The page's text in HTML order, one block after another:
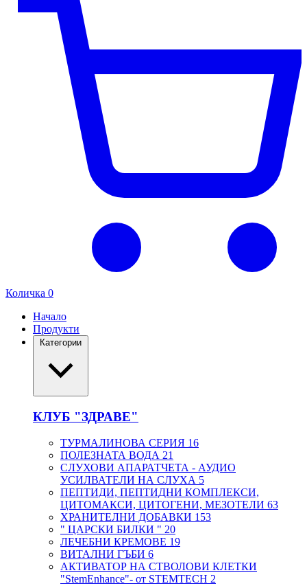
Количка 0
Начало
Продукти
Категории
КЛУБ "ЗДРАВЕ"
ТУРМАЛИНОВА СЕРИЯ 16
ПОЛЕЗНАТА ВОДА 21
СЛУХОВИ АПАРАТЧЕТА - АУДИО
УСИЛВАТЕЛИ НА СЛУХА 5
ПЕПТИДИ, ПЕПТИДНИ КОМПЛЕКСИ,
ЦИТОМАКСИ, ЦИТОГЕНИ, МЕЗОТЕЛИ 63
ХРАНИТЕЛНИ ДОБАВКИ 153
" ЦАРСКИ БИЛКИ " 20
ЛЕЧЕБНИ КРЕМОВЕ 19
ВИТАЛНИ ГЪБИ 6
АКТИВАТОР НА СТВОЛОВИ КЛЕТКИ
"StemEnhance"- от STEMTECH 2